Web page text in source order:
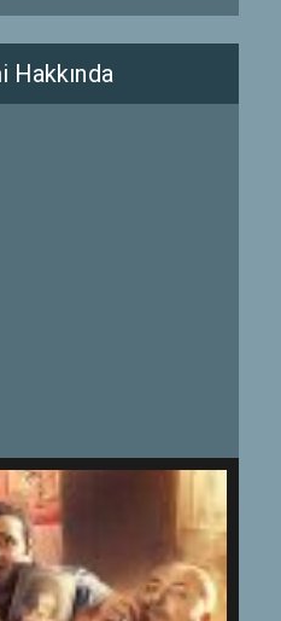
Hakkında